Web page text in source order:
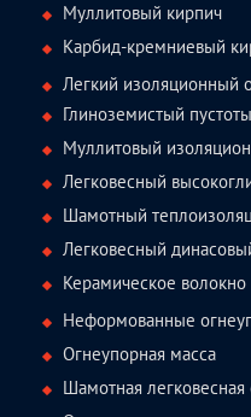
Муллитовый кирпич
Карбид-кремниевый
Легкий изоляционный
Глиноземистый
Муллитовый
Легковесный
Шамотный
Легковесный
Керамическое волокно
Неформованные
Огнеупорная масса
Шамотная легковесная